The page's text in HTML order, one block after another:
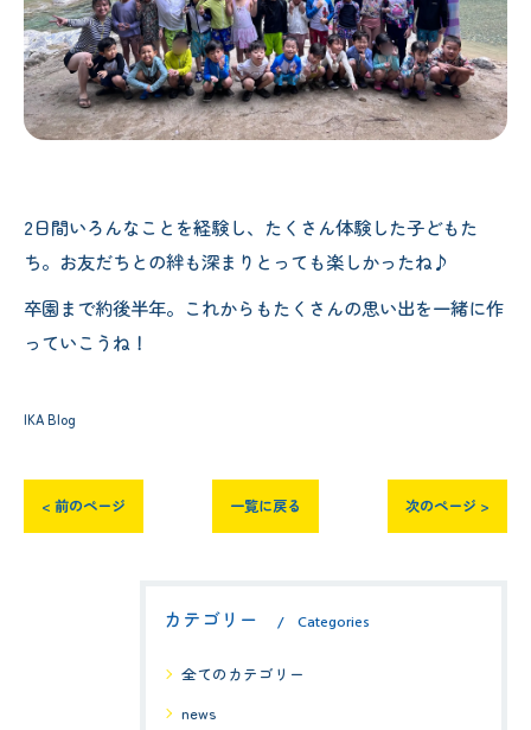
2日間いろんなことを経験し、たくさん体験した子どもた
ち。お友だちとの絆も深まりとっても楽しかったね♪
卒園まで約後半年。これからもたくさんの思い出を一緒に作
っていこうね！
IKA Blog
< 前のページ 一覧に戻る 次のページ >
カテゴリー Categories
全てのカテゴリー
news